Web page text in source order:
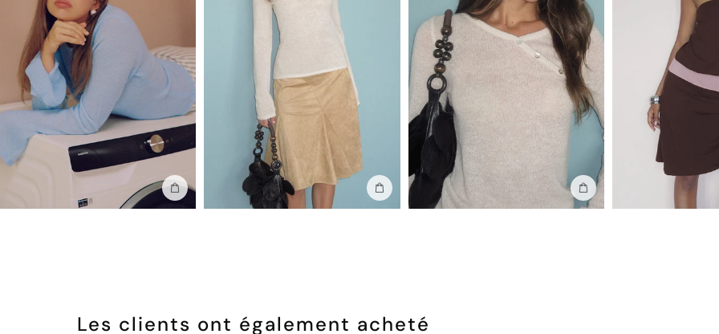
Ajouter au sac Ajouter au sac Ajouter au sac
Les clients ont également acheté